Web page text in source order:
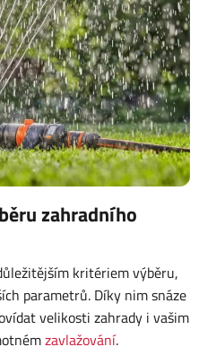
zahradního
kritériem výběru,
parametrů. Díky nim snáze
velikosti zahrady i vašim
zavlažování.